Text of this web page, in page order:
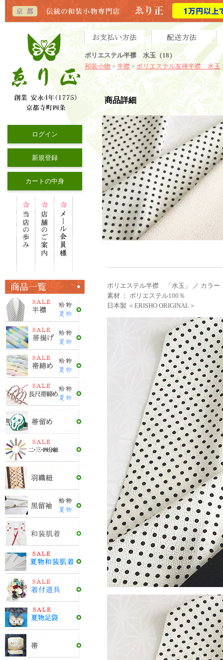
ポリエステル半襟 水玉（18）
和装小物 > 半襟 > ポリエステル友禅半襟 水玉
ログイン
新規登録
カートの中身
商品詳細
ポリエステル半襟 「水玉」 ／ カラー
素材 ： ポリエステル100％
日本製 ＜ERISHO ORIGINAL＞